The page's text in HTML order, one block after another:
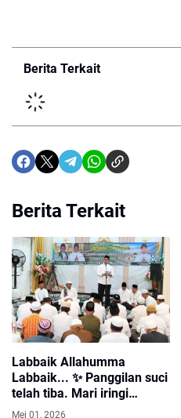
Berita Terkait
Berita Terkait
Labbaik Allahumma
Labbaik... ✨ Panggilan suci
telah tiba. Mari iringi
keberangkatan tamu-tamu
Mei 01, 2026